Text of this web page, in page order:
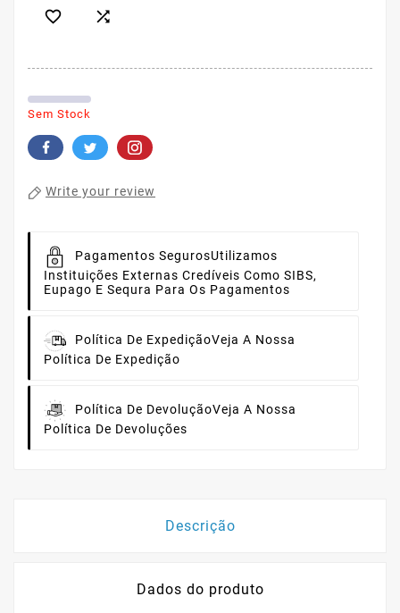
 
Sem Stock
Write your review
Pagamentos SegurosUtilizamos
Instituições Externas Credíveis Como SIBS,
Eupago E Sequra Para Os Pagamentos
Política De ExpediçãoVeja A Nossa
Política De Expedição
Política De DevoluçãoVeja A Nossa
Política De Devoluções
Descrição
Dados do produto